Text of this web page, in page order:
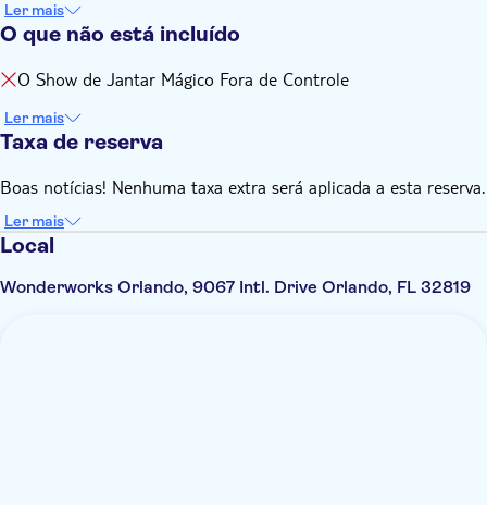
Ler mais
O que não está incluído
O Show de Jantar Mágico Fora de Controle
Ler mais
Taxa de reserva
Boas notícias! Nenhuma taxa extra será aplicada a esta reserva.
Ler mais
Local
Wonderworks Orlando, 9067 Intl. Drive Orlando, FL 32819